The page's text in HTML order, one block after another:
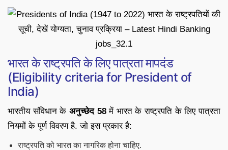
भारत के राष्ट्रपति के लिए पात्रता मापदंड
(Eligibility criteria for President of
India)
भारतीय संविधान के अनुच्छेद 58में भारत के राष्ट्रपति के लिए पात्रता
नियमों के पूर्ण विवरण है. जो इस प्रकार है:
राष्ट्रपति को भारत का नागरिक होना चाहिए.